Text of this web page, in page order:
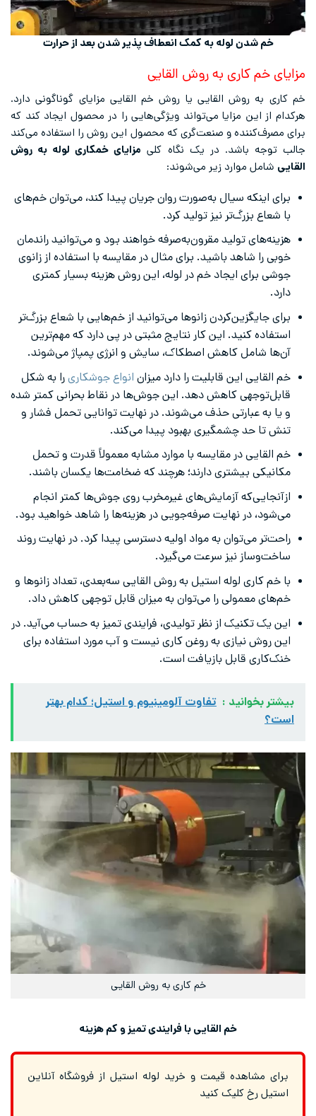
خم شدن لوله به کمک انعطاف پذیر شدن بعد از حرارت
مزایای خم کاری به روش القایی
خم کاری به روش القایی یا روش خم القایی مزایای گوناگونی دارد.
هرکدام از این مزایا می‌تواند ویژگی‌هایی را در محصول ایجاد کند که
برای مصرف‌کننده و صنعت‌گری که محصول این روش را استفاده می‌کند
جالب توجه باشد. در یک نگاه کلی مزایای خمکاری لوله به روش
القایی شامل موارد زیر می‌شوند:
برای اینکه سیال به‌صورت روان جریان پیدا کند، می‌توان خم‌های
با شعاع بزرگ‌تر نیز تولید کرد.
هزینه‌های تولید مقرون‌به‌صرفه خواهند بود و می‌توانید راندمان
خوبی را شاهد باشید. برای مثال در مقایسه با استفاده از زانوی
جوشی برای ایجاد خم در لوله، این روش هزینه بسیار کمتری
دارد.
برای جایگزین‌کردن زانوها می‌توانید از خم‌هایی با شعاع بزرگ‌تر
استفاده کنید. این کار نتایج مثبتی در پی دارد که مهم‌ترین
آن‌ها شامل کاهش اصطکاک، سایش و انرژی پمپاژ می‌شوند.
خم القایی این قابلیت را دارد میزان انواع جوشکاریرا به شکل
قابل‌توجهی کاهش دهد. این جوش‌ها در نقاط بحرانی کمتر شده
و یا به عبارتی حذف می‌شوند. در نهایت توانایی تحمل فشار و
تنش تا حد چشمگیری بهبود پیدا می‌کند.
خم القایی در مقایسه با موارد مشابه معمولاً قدرت و تحمل
مکانیکی بیشتری دارند؛ هرچند که ضخامت‌ها یکسان باشند.
ازآنجایی‌که آزمایش‌های غیرمخرب روی جوش‌ها کمتر انجام
می‌شود، در نهایت صرفه‌جویی در هزینه‌ها را شاهد خواهید بود.
راحت‌تر می‌توان به مواد اولیه دسترسی پیدا کرد. در نهایت روند
ساخت‌وساز نیز سرعت می‌گیرد.
با خم کاری لوله استیل به روش القایی سه‌بعدی، تعداد زانوها و
خم‌های معمولی را می‌توان به میزان قابل توجهی کاهش داد.
این یک تکنیک از نظر تولیدی، فرایندی تمیز به حساب می‌آید. در
این روش نیازی به روغن کاری نیست و آب مورد استفاده برای
خنک‌کاری قابل بازیافت است.
بیشتر بخوانید : تفاوت آلومینیوم و استیل؛ کدام بهتر
است؟
خم کاری به روش القایی
خم القایی با فرایندی تمیز و کم هزینه
برای مشاهده قیمت و خرید لوله استیل از فروشگاه آنلاین
استیل رخ کلیک کنید